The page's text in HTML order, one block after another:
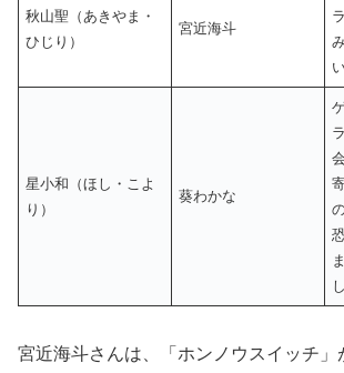
秋山聖（あきやま・
ひじり）
宮近海斗
星小和（ほし・こよ
り）
葵わかな
宮近海斗さんは、「ホンノウスイッチ」